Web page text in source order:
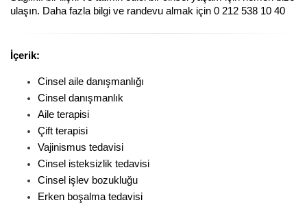
ulaşın. Daha fazla bilgi ve randevu almak için 0 212 538 10 40
İçerik:
Cinsel aile danışmanlığı
Cinsel danışmanlık
Aile terapisi
Çift terapisi
Vajinismus tedavisi
Cinsel isteksizlik tedavisi
Cinsel işlev bozukluğu
Erken boşalma tedavisi